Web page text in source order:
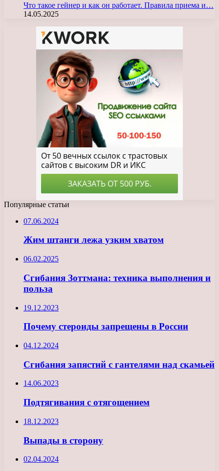
Что такое гейнер и как он работает. Правила приема и…
14.05.2025
Популярные статьи
07.06.2024
Жим штанги лежа узким хватом
06.02.2025
Сгибания Зоттмана: техника выполнения и
польза
19.12.2023
Почему стероиды запрещены в России
04.12.2024
Сгибания запястий с гантелями над скамьей
14.06.2023
Подтягивания с отягощением
18.12.2023
Выпады в сторону
02.04.2024